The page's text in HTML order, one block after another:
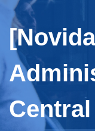
Central